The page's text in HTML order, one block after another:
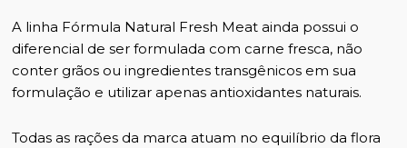
A linha Fórmula Natural Fresh Meat ainda possui o
diferencial de ser formulada com carne fresca, não
conter grãos ou ingredientes transgênicos em sua
formulação e utilizar apenas antioxidantes naturais.
Todas as rações da marca atuam no equilíbrio da flora